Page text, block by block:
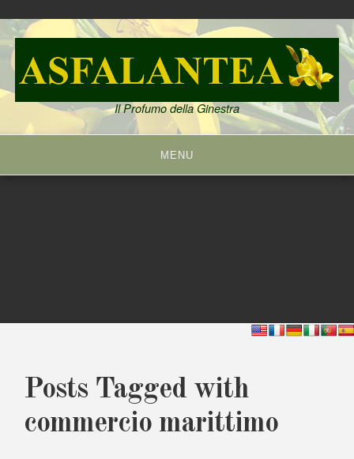
Skip
to
content
Il Profumo della Ginestra
MENU
Posts Tagged with
commercio marittimo